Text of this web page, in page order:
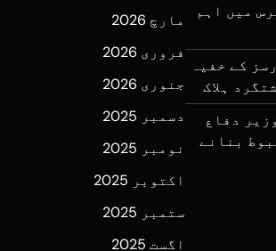
میں اہم
کے خفیہ
دفاع
بنانے
مارچ 2026
فروری 2026
جنوری 2026
دسمبر 2025
نومبر 2025
اکتوبر 2025
ستمبر 2025
اگست 2025